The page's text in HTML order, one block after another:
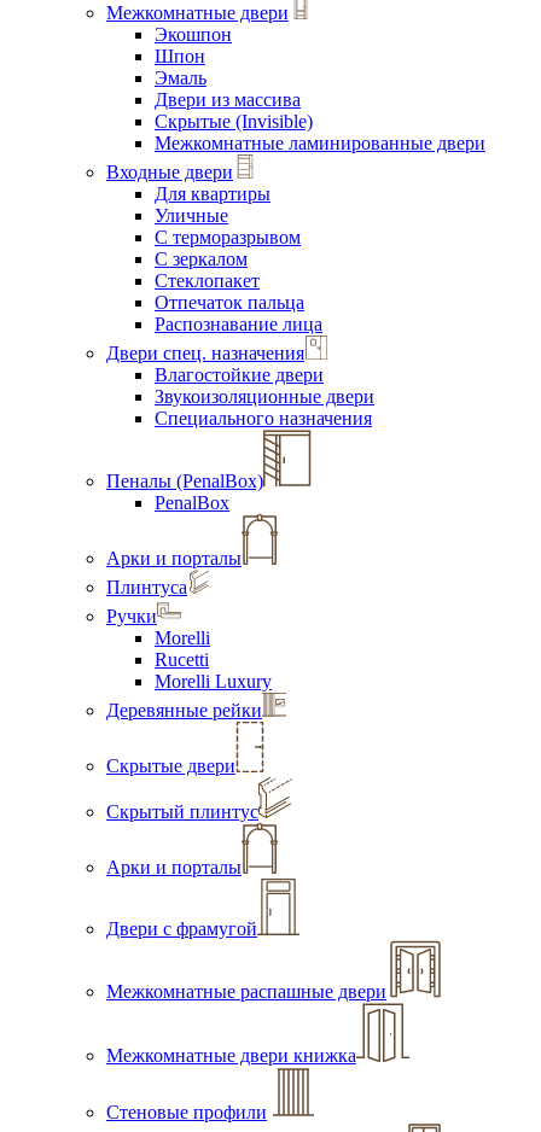
Межкомнатные двери
Экошпон
Шпон
Эмаль
Двери из массива
Скрытые (Invisible)
Межкомнатные ламинированные двери
Входные двери
Для квартиры
Уличные
С терморазрывом
С зеркалом
Стеклопакет
Отпечаток пальца
Распознавание лица
Двери спец. назначения
Влагостойкие двери
Звукоизоляционные двери
Специального назначения
Пеналы (PenalBox)
PenalBox
Арки и порталы
Плинтуса
Ручки
Morelli
Rucetti
Morelli Luxury
Деревянные рейки
Скрытые двери
Скрытый плинтус
Арки и порталы
Двери с фрамугой
Межкомнатные распашные двери
Межкомнатные двери книжка
Стеновые профили